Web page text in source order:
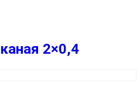
2×0,4